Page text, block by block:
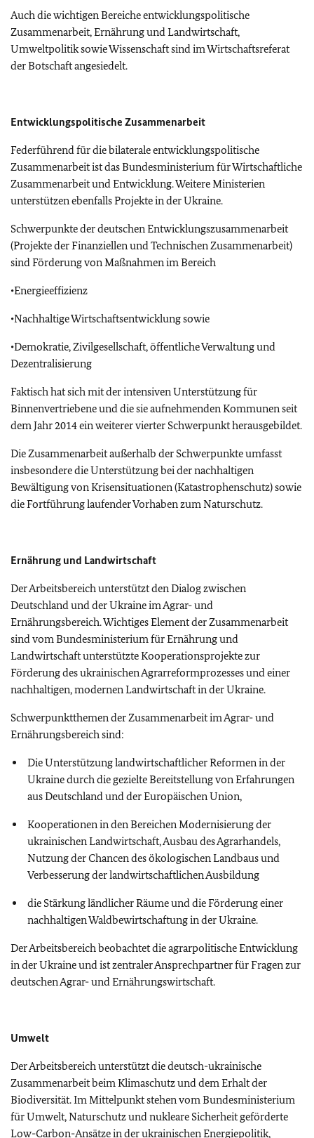
Auch die wichtigen Bereiche entwicklungspolitische
Zusammenarbeit, Ernährung und Landwirtschaft,
Umweltpolitik sowie Wissenschaft sind im Wirtschaftsreferat
der Botschaft angesiedelt.
Entwicklungspolitische Zusammenarbeit
Federführend für die bilaterale entwicklungspolitische
Zusammenarbeit ist das Bundesministerium für Wirtschaftliche
Zusammenarbeit und Entwicklung. Weitere Ministerien
unterstützen ebenfalls Projekte in der Ukraine.
Schwerpunkte der deutschen Entwicklungszusammenarbeit
(Projekte der Finanziellen und Technischen Zusammenarbeit)
sind Förderung von Maßnahmen im Bereich
•Energieeffizienz
•Nachhaltige Wirtschaftsentwicklung sowie
•Demokratie, Zivilgesellschaft, öffentliche Verwaltung und
Dezentralisierung
Faktisch hat sich mit der intensiven Unterstützung für
Binnenvertriebene und die sie aufnehmenden Kommunen seit
dem Jahr 2014 ein weiterer vierter Schwerpunkt herausgebildet.
Die Zusammenarbeit außerhalb der Schwerpunkte umfasst
insbesondere die Unterstützung bei der nachhaltigen
Bewältigung von Krisensituationen (Katastrophenschutz) sowie
die Fortführung laufender Vorhaben zum Naturschutz.
Ernährung und Landwirtschaft
Der Arbeitsbereich unterstützt den Dialog zwischen
Deutschland und der Ukraine im Agrar- und
Ernährungsbereich. Wichtiges Element der Zusammenarbeit
sind vom Bundesministerium für Ernährung und
Landwirtschaft unterstützte Kooperationsprojekte zur
Förderung des ukrainischen Agrarreformprozesses und einer
nachhaltigen, modernen Landwirtschaft in der Ukraine.
Schwerpunktthemen der Zusammenarbeit im Agrar- und
Ernährungsbereich sind:
Die Unterstützung landwirtschaftlicher Reformen in der
Ukraine durch die gezielte Bereitstellung von Erfahrungen
aus Deutschland und der Europäischen Union,
Kooperationen in den Bereichen Modernisierung der
ukrainischen Landwirtschaft, Ausbau des Agrarhandels,
Nutzung der Chancen des ökologischen Landbaus und
Verbesserung der landwirtschaftlichen Ausbildung
die Stärkung ländlicher Räume und die Förderung einer
nachhaltigen Waldbewirtschaftung in der Ukraine.
Der Arbeitsbereich beobachtet die agrarpolitische Entwicklung
in der Ukraine und ist zentraler Ansprechpartner für Fragen zur
deutschen Agrar- und Ernährungswirtschaft.
Umwelt
Der Arbeitsbereich unterstützt die deutsch-ukrainische
Zusammenarbeit beim Klimaschutz und dem Erhalt der
Biodiversität. Im Mittelpunkt stehen vom Bundesministerium
für Umwelt, Naturschutz und nukleare Sicherheit geförderte
Low-Carbon-Ansätze in der ukrainischen Energiepolitik,